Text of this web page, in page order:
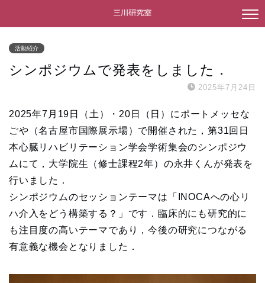
活動紹介
シンポジウムで発表をしました．
2025年7月24日
2025年7月19日（土）・20日（日）にポートメッセな
ごや（名古屋市国際展示場）で開催された，第31回日
本心臓リハビリテーション学会学術集会のシンポジウ
ムにて，大学院生（修士課程2年）の永井くんが発表を
行いました．
シンポジウムのセッションテーマは「INOCAへの心リ
ハ介入をどう構築する？」です．臨床的にも研究的に
も注目度の高いテーマであり，今後の研究につながる
有意義な機会となりました．